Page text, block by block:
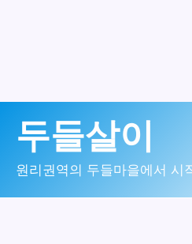
로
두들살이
원리권역의 두들마을에서 시